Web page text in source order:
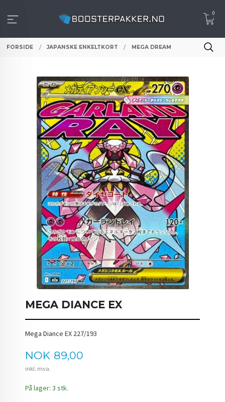
innholdet
0
FORSIDE JAPANSKE ENKELTKORT MEGA DREAM
MEGA DIANCE EX
Mega Diance EX 227/193
Pris
NOK 89,00
inkl. mva.
På lager: 3 stk.